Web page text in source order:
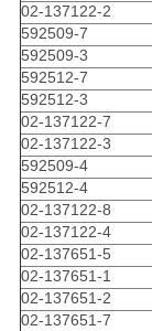
02-137122-2
592509-7
592509-3
592512-7
592512-3
02-137122-7
02-137122-3
592509-4
592512-4
02-137122-8
02-137122-4
02-137651-5
02-137651-1
02-137651-2
02-137651-7